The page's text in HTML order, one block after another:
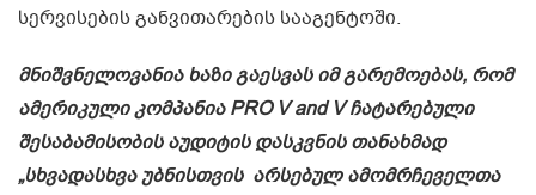
სერვისების განვითარების სააგენტოში.
მნიშვნელოვანია ხაზი გაესვას იმ გარემოებას, რომ
ამერიკული კომპანიაPRO V and Vჩატარებული
შესაბამისობის აუდიტის დასკვნის თანახმად
„სხვადასხვა უბნისთვის არსებულ ამომრჩეველთა